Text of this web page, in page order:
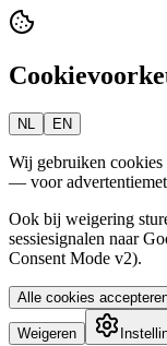
NL EN
Wij gebruiken
— voor
Ook bij weigering
sessiesignalen naar
Consent Mode v2).
Alle cookies
Weigeren